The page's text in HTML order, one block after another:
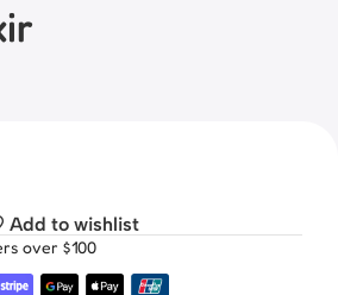
Add to wishlist
over $100